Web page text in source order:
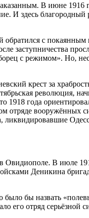
В июне 1916
И здесь благородный
с покаянным
заступничества
с режимом». Но,
крест за
революция,
года
отряде вооружённых
ликвидировавшие
Овидиополе. В июле
Деникина
было бы назвать
его отряд серьёзной